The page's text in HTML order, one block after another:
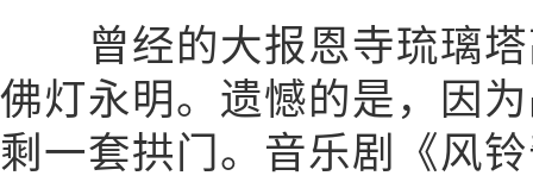
曾经的大报恩寺琉璃塔
佛灯永明。遗憾的是，因
剩一套拱门。音乐剧《风